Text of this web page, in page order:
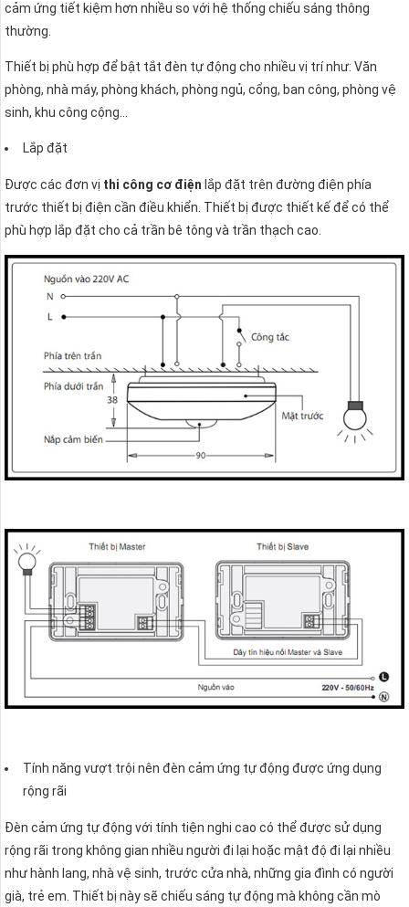
cảm ứng tiết kiệm hơn nhiều so với hệ thống chiếu sáng thông
thường.
Thiết bị phù hợp để bật tắt đèn tự động cho nhiều vị trí như: Văn
phòng, nhà máy, phòng khách, phòng ngủ, cổng, ban công, phòng vệ
sinh, khu công cộng…
Lắp đặt
Được các đơn vị thi công cơ điện lắp đặt trên đường điện phía
trước thiết bị điện cần điều khiển. Thiết bị được thiết kế để có thể
phù hợp lắp đặt cho cả trần bê tông và trần thạch cao.
Tính năng vượt trội nên đèn cảm ứng tự động được ứng dụng
rộng rãi
Đèn cảm ứng tự động với tính tiện nghi cao có thể được sử dụng
rộng rãi trong không gian nhiều người đi lại hoặc mật độ đi lại nhiều
như hành lang, nhà vệ sinh, trước cửa nhà, những gia đình có người
già, trẻ em. Thiết bị này sẽ chiếu sáng tự động mà không cần mò